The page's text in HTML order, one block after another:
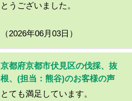
とうございました。
（2026年06月03日）
京都府京都市伏見区の伐採、抜
根、(担当：熊谷)のお客様の声
とても満足しています。